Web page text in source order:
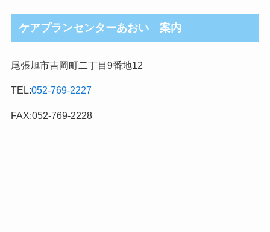
ケアプランセンターあおい 案内
尾張旭市吉岡町二丁目9番地12
TEL:052-769-2227
FAX:052-769-2228